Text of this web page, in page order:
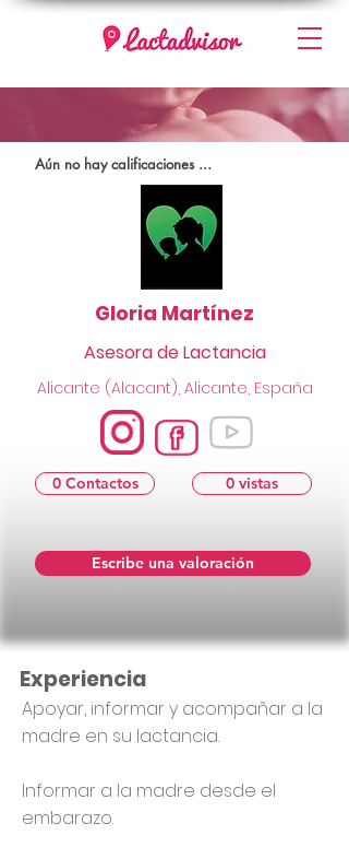
Aún no hay calificaciones ...
Escribe una valoración
0 Contactos
Alicante (Alacant), Alicante, España
Gloria Martínez
Asesora de Lactancia
0 vistas
Apoyar, informar y acompañar a la
madre en su lactancia.
Informar a la madre desde el
embarazo.
Experiencia